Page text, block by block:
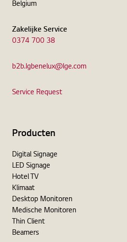
Belgium
Zakelijke Service
0374 700 38
b2b.lgbenelux@lge.com
Service Request
Producten
Digital Signage
LED Signage
Hotel TV
Klimaat
Desktop Monitoren
Medische Monitoren
Thin Client
Beamers